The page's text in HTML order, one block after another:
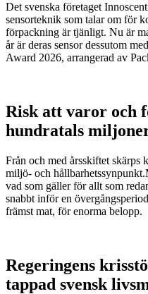
Det svenska företaget
sensorteknik som talar om för
förpackning är tjänligt. Nu är
år är deras sensor dessutom
Award 2026, arrangerad av
Risk att varor och
hundratals
Från och med årsskiftet skärps
miljö- och
vad som gäller för allt som
snabbt inför en
främst mat, för enorma belopp.
Regeringens
tappad svensk